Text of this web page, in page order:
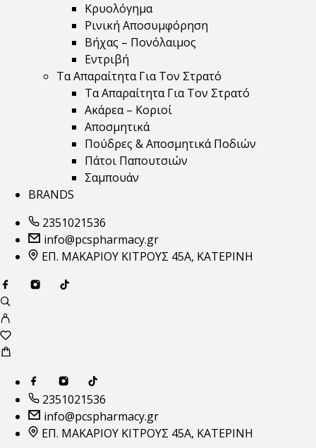
Κρυολόγημα
Ρινική Αποσυμφόρηση
Βήχας – Πονόλαιμος
Εντριβή
Τα Απαραίτητα Για Τον Στρατό
Τα Απαραίτητα Για Τον Στρατό
Ακάρεα – Κοριοί
Αποσμητικά
Πούδρες & Αποσμητικά Ποδιών
Πάτοι Παπουτσιών
Σαμπουάν
BRANDS
2351021536
info@pcspharmacy.gr
ΕΠ. ΜΑΚΑΡΙΟΥ ΚΙΤΡΟΥΣ 45Α, ΚΑΤΕΡΙΝΗ
2351021536
info@pcspharmacy.gr
ΕΠ. ΜΑΚΑΡΙΟΥ ΚΙΤΡΟΥΣ 45Α, ΚΑΤΕΡΙΝΗ